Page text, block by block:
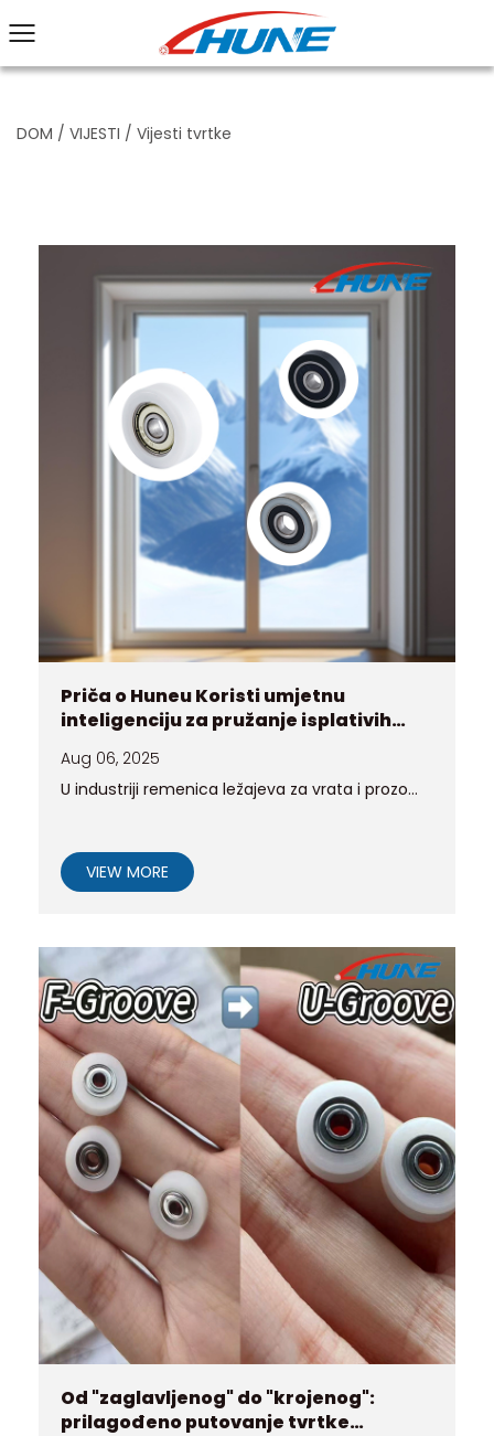
DOM / VIJESTI / Vijesti tvrtke
Priča o Huneu Koristi umjetnu
inteligenciju za pružanje isplativih
osvajaju ekstremne klime?
Aug 06, 2025
U industriji remenica ležajeva za vrata i prozo...
VIEW MORE
Od "zaglavljenog" do "krojenog":
prilagođeno putovanje tvrtke